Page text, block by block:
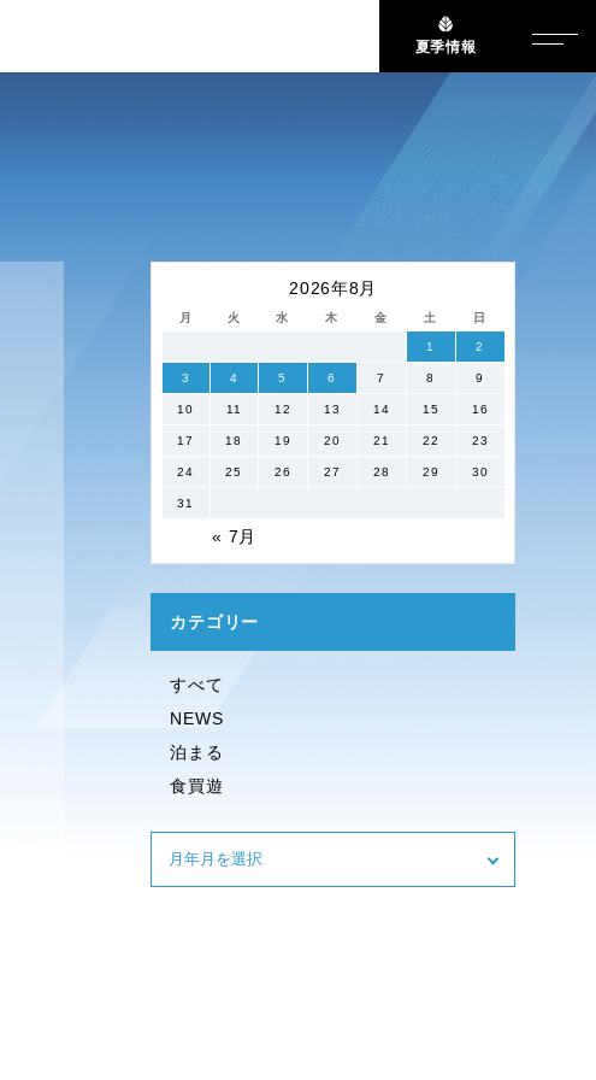
夏季情報
2026年8月
月 火 水 木 金 土 日
« 7月
1 2
3 4 5 6 7 8 9
10 11 12 13 14 15 16
17 18 19 20 21 22 23
24 25 26 27 28 29 30
31
カテゴリー
すべて
NEWS
泊まる
食買遊